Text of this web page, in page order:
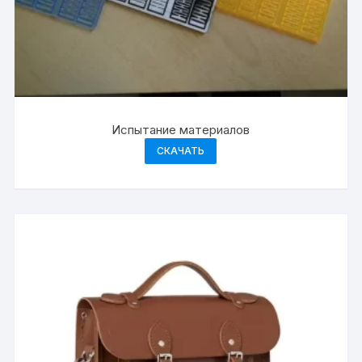
Испытание материалов
СКАЧАТЬ